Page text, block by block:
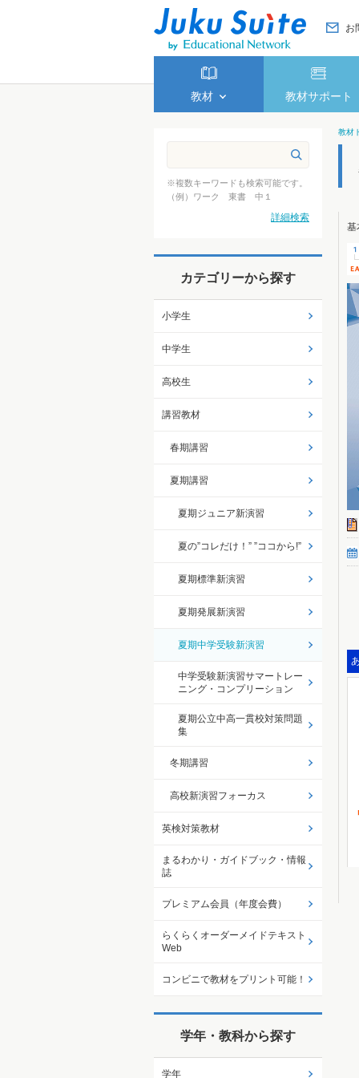
お
教材 教材サポート
教材
基
※複数キーワードも検索可能です。
（例）ワーク 東書 中１
詳細検索
カテゴリーから探す
小学生
中学生
高校生
講習教材
春期講習
夏期講習
夏期ジュニア新演習
夏の”コレだけ！” ”ココから!”
夏期標準新演習
夏期発展新演習
夏期中学受験新演習
中学受験新演習サマートレー
ニング・コンプリーション
夏期公立中高一貫校対策問題
集
冬期講習
高校新演習フォーカス
英検対策教材
まるわかり・ガイドブック・情報
誌
プレミアム会員（年度会費）
らくらくオーダーメイドテキスト
Web
コンビニで教材をプリント可能！
学年・教科から探す
学年